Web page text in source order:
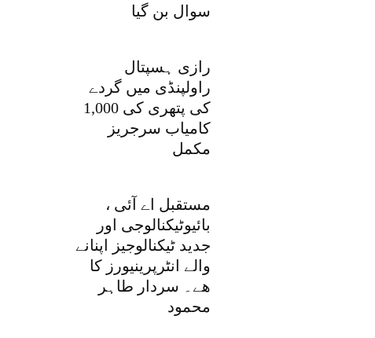
سوال بن گیا
رازی ہسپتال
راولپنڈی میں گردے
کی پتھری کی 1,000
کامیاب سرجریز
مکمل
مستقبل اے آئی ،
بائیوٹیکنالوجی اور
جدید ٹیکنالوجیز اپنانے
والے انٹرپرینیورز کا
ھے۔ سردار طاہر
محمود